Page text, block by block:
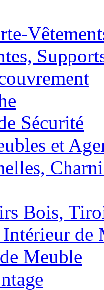
Sécurité
et
Bois,
de
Meuble